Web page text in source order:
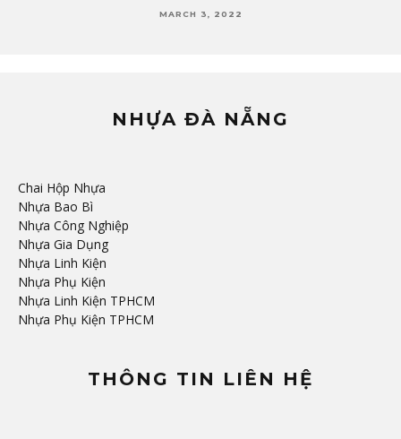
FEBRUARY 24, 2022
NHỰA ĐÀ NẴNG
Chai Hộp Nhựa
Nhựa Bao Bì
Nhựa Công Nghiệp
Nhựa Gia Dụng
Nhựa Linh Kiện
Nhựa Phụ Kiện
Nhựa Linh Kiện TPHCM
Nhựa Phụ Kiện TPHCM
THÔNG TIN LIÊN HỆ